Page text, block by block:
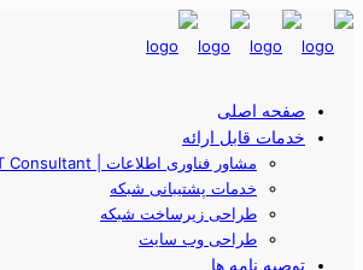
صفحه اصلی
خدمات قابل ارائه
مشاور فناوری اطلاعات | IT Consultant
خدمات پشتیبانی شبکه
طراحی زیرساخت شبکه
طراحی وب سایت
توصیه نامه ها